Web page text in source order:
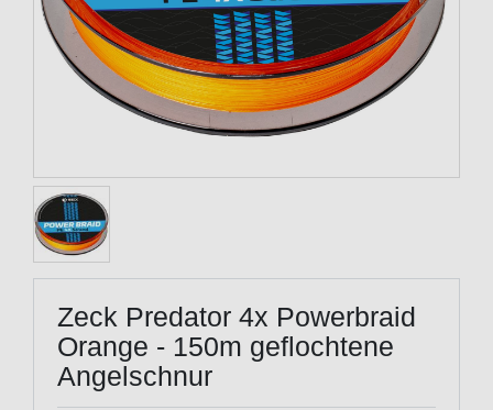
Zeck Predator 4x Powerbraid
Orange - 150m geflochtene
Angelschnur